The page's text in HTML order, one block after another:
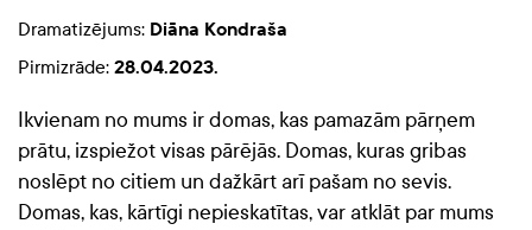
Dramatizējums: Diāna Kondraša
Pirmizrāde: 28.04.2023.
Ikvienam no mums ir domas, kas pamazām pārņem
prātu, izspiežot visas pārējās. Domas, kuras gribas
noslēpt no citiem un dažkārt arī pašam no sevis.
Domas, kas, kārtīgi nepieskatītas, var atklāt par mums